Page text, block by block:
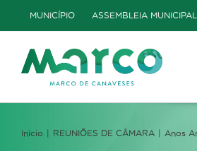
to
content
MUNICÍPIO ASSEMBLEIA MUNICIPAL
Início REUNIÕES DE CÂMARA Anos